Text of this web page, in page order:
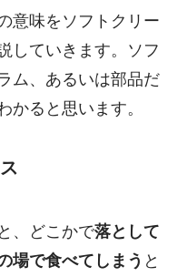
意味をソフトクリー
していきます。ソフ
ム、あるいは部品だ
かると思います。
、どこかで落として
場で食べてしまう と